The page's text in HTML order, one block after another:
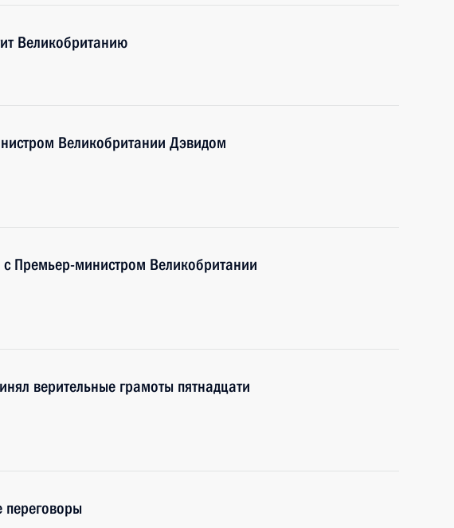
Великобританию
Великобритании Дэвидом
Премьер-министром Великобритании
верительные грамоты пятнадцати
переговоры